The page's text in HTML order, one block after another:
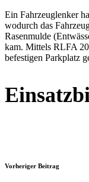
Ein Fahrzeuglenker
wodurch das
Rasenmulde
kam. Mittels RLFA
befestigen Parkplatz
Vorheriger Beitrag